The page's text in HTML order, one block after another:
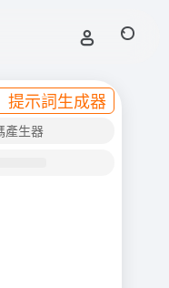
提示詞生成器
產生器